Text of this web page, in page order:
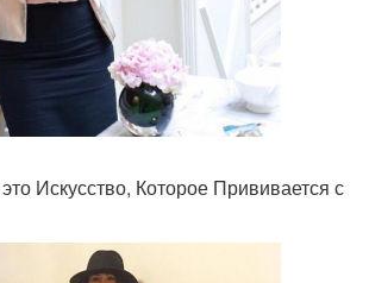
Искусство, Которое Прививается с